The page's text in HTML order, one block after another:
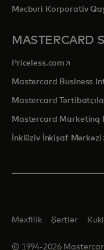
Məcburi Korporativ
MASTERCARD
Priceless.com opens in
Mastercard Business
Mastercard
Mastercard Marketinq
İnklüziv İnkişaf Mərkəzi
© 1994-2026
Məxfilik Şərtlər